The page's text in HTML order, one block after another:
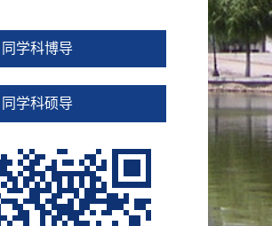
同学科博导
同学科硕导